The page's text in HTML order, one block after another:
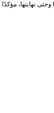
وحتى نهايتها،